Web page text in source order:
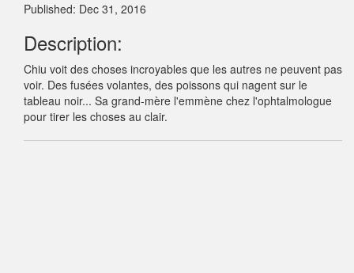
Published: Dec 31, 2016
Description:
Chiu voit des choses incroyables que les autres ne peuvent pas
voir. Des fusées volantes, des poissons qui nagent sur le
tableau noir... Sa grand-mère l'emmène chez l'ophtalmologue
pour tirer les choses au clair.